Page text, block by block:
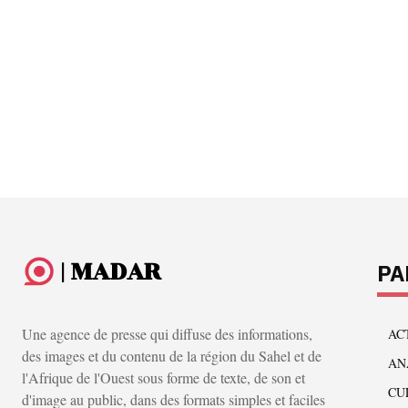
| MADAR
Une agence de presse qui diffuse des informations,
des images et du contenu de la région du Sahel et de
l'Afrique de l'Ouest sous forme de texte, de son et
d'image au public, dans des formats simples et faciles